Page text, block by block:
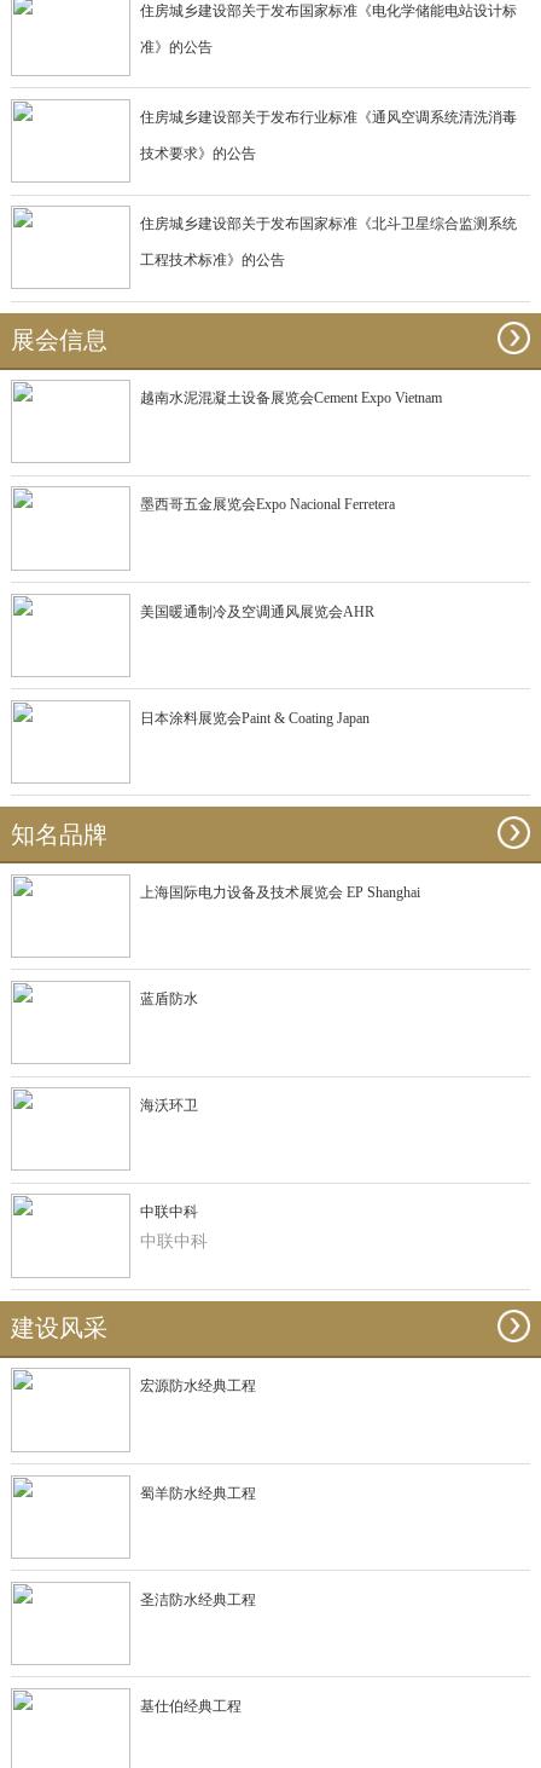
住房城乡建设部关于发布国家标准《电化学储能电站设计标
准》的公告
住房城乡建设部关于发布行业标准《通风空调系统清洗消毒
技术要求》的公告
住房城乡建设部关于发布国家标准《北斗卫星综合监测系统
工程技术标准》的公告
展会信息
越南水泥混凝土设备展览会Cement Expo Vietnam
墨西哥五金展览会Expo Nacional Ferretera
美国暖通制冷及空调通风展览会AHR
日本涂料展览会Paint & Coating Japan
知名品牌
上海国际电力设备及技术展览会 EP Shanghai
蓝盾防水
海沃环卫
中联中科
中联中科
建设风采
宏源防水经典工程
蜀羊防水经典工程
圣洁防水经典工程
基仕伯经典工程